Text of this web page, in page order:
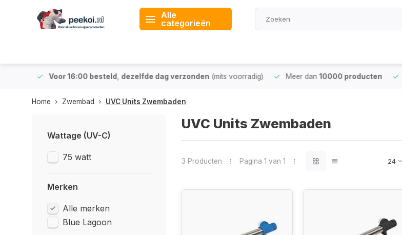
Alle
categorieën
Voor 16:00 besteld , dezelfde dag verzonden(mits voorradig) Meer dan10000 producten
Home Zwembad UVC Units Zwembaden
Wattage (UV-C)
75 watt
Merken
Alle merken
Blue Lagoon
UVC Units Zwembaden
3 Producten Pagina 1 van 1